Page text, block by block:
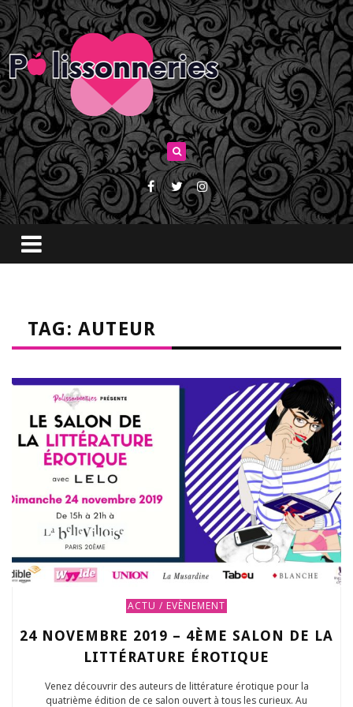
TAG: AUTEUR
ACTU / EVÈNEMENT
24 NOVEMBRE 2019 – 4ÈME SALON DE LA
LITTÉRATURE ÉROTIQUE
Venez découvrir des auteurs de littérature érotique pour la
quatrième édition de ce salon ouvert à tous les curieux. Au